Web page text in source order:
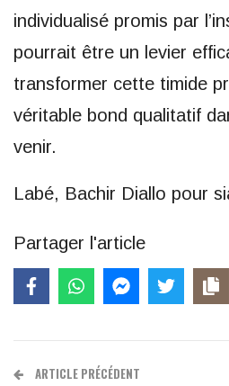
individualisé promis par
pourrait être un levier
transformer cette timide
véritable bond qualitatif
venir.
Labé, Bachir Diallo pour
Partager l'article
ARTICLE PRÉCÉDENT